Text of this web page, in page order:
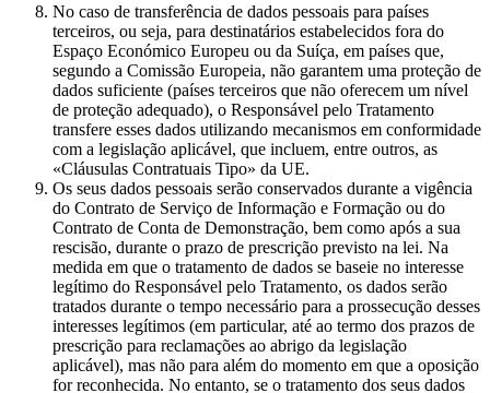
No caso de transferência de dados pessoais para países
terceiros, ou seja, para destinatários estabelecidos fora do
Espaço Económico Europeu ou da Suíça, em países que,
segundo a Comissão Europeia, não garantem uma proteção de
dados suficiente (países terceiros que não oferecem um nível
de proteção adequado), o Responsável pelo Tratamento
transfere esses dados utilizando mecanismos em conformidade
com a legislação aplicável, que incluem, entre outros, as
«Cláusulas Contratuais Tipo» da UE.
Os seus dados pessoais serão conservados durante a vigência
do Contrato de Serviço de Informação e Formação ou do
Contrato de Conta de Demonstração, bem como após a sua
rescisão, durante o prazo de prescrição previsto na lei. Na
medida em que o tratamento de dados se baseie no interesse
legítimo do Responsável pelo Tratamento, os dados serão
tratados durante o tempo necessário para a prossecução desses
interesses legítimos (em particular, até ao termo dos prazos de
prescrição para reclamações ao abrigo da legislação
aplicável), mas não para além do momento em que a oposição
for reconhecida. No entanto, se o tratamento dos seus dados